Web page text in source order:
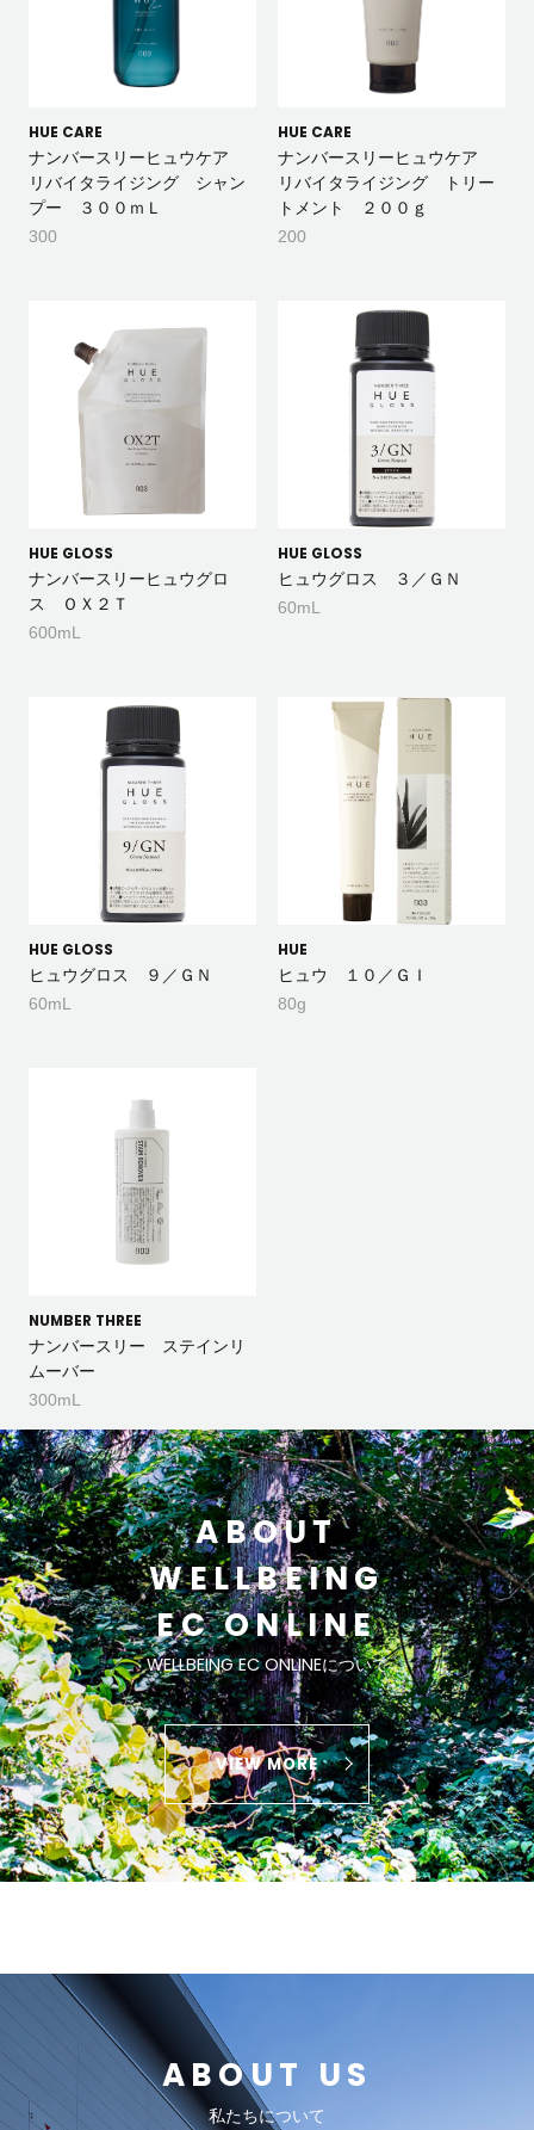
HUE CARE
ナンバースリーヒュウケア
リバイタライジング シャン
プー ３００ｍＬ
300
HUE CARE
ナンバースリーヒュウケア
リバイタライジング トリー
トメント ２００ｇ
200
HUE GLOSS
ナンバースリーヒュウグロ
ス ＯＸ２Ｔ
600mL
HUE GLOSS
ヒュウグロス ３／ＧＮ
60mL
HUE GLOSS
ヒュウグロス ９／ＧＮ
60mL
HUE
ヒュウ １０／ＧＩ
80g
NUMBER THREE
ナンバースリー ステインリ
ムーバー
300mL
ABOUT
WELLBEING
EC ONLINE
WELLBEING EC ONLINEについて
VIEW MORE
ABOUT US
私たちについて